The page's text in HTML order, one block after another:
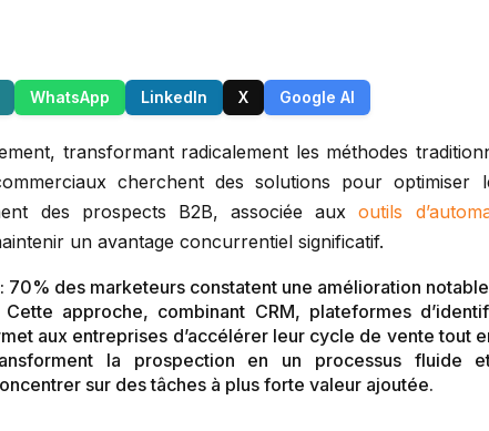
WhatsApp LinkedIn X Google AI
transformant radicalement les méthodes
cherchent des solutions pour optimiser
des prospects B2B, associée auxoutils
un avantage concurrentiel significatif.
70% des marketeurs constatent une amélioration
Cette approche, combinant CRM, plateformes
aux entreprises d’accélérer leur cycle de vente tout
la prospection en un processus fluide
sur des tâches à plus forte valeur ajoutée.